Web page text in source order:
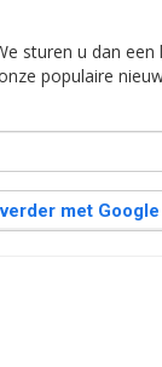
Juridisch | Fiscaal
in het
sturen u dan een
populaire
met Google